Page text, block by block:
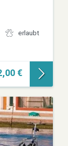
erlaubt
€